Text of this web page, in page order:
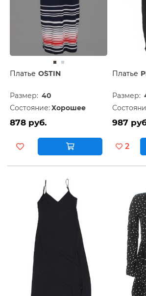
Платье O`STIN
Размер: 40
Состояние: Хорошее
878 руб.
Платье
Размер:
987
2